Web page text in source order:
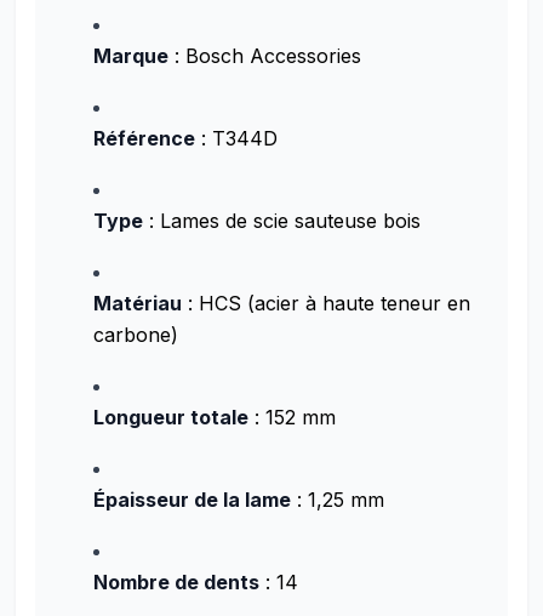
Marque : Bosch Accessories
Référence : T344D
Type : Lames de scie sauteuse bois
Matériau : HCS (acier à haute teneur en
carbone)
Longueur totale : 152 mm
Épaisseur de la lame : 1,25 mm
Nombre de dents : 14